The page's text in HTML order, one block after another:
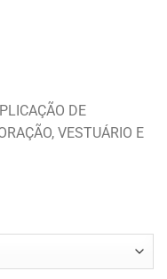
DE
VESTUÁRIO E